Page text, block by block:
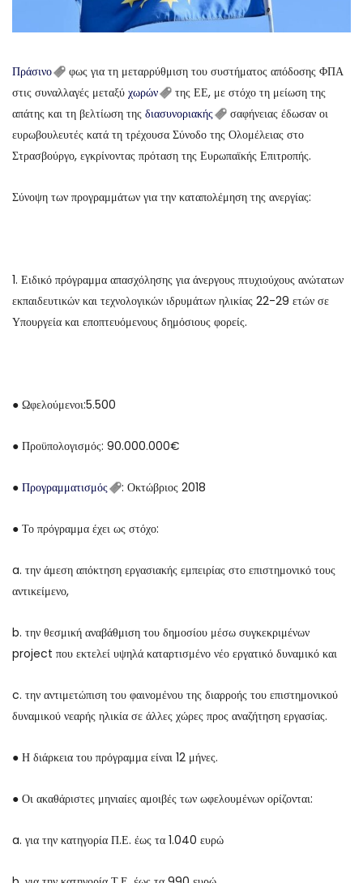
Πράσινο
φως για τη μεταρρύθμιση του συστήματος απόδοσης ΦΠΑ
στις συναλλαγές μεταξύ χωρών
της ΕΕ, με στόχο τη μείωση της
απάτης και τη βελτίωση της διασυνοριακής
σαφήνειας έδωσαν οι
ευρωβουλευτές κατά τη τρέχουσα Σύνοδο της Ολομέλειας στο
Στρασβούργο, εγκρίνοντας πρόταση της Ευρωπαϊκής Επιτροπής.
Σύνοψη των προγραμμάτων για την καταπολέμηση της ανεργίας:
1. Ειδικό πρόγραμμα απασχόλησης για άνεργους πτυχιούχους ανώτατων
εκπαιδευτικών και τεχνολογικών ιδρυμάτων ηλικίας 22-29 ετών σε
Υπουργεία και εποπτευόμενους δημόσιους φορείς.
● Ωφελούμενοι:5.500
● Προϋπολογισμός: 90.000.000€
● Προγραμματισμός : Οκτώβριος 2018
● Το πρόγραμμα έχει ως στόχο:
a. την άμεση απόκτηση εργασιακής εμπειρίας στο επιστημονικό τους
αντικείμενο,
b. την θεσμική αναβάθμιση του δημοσίου μέσω συγκεκριμένων
project που εκτελεί υψηλά καταρτισμένο νέο εργατικό δυναμικό και
c. την αντιμετώπιση του φαινομένου της διαρροής του επιστημονικού
δυναμικού νεαρής ηλικία σε άλλες χώρες προς αναζήτηση εργασίας.
● Η διάρκεια του πρόγραμμα είναι 12 μήνες.
● Οι ακαθάριστες μηνιαίες αμοιβές των ωφελουμένων ορίζονται:
a. για την κατηγορία Π.Ε. έως τα 1.040 ευρώ